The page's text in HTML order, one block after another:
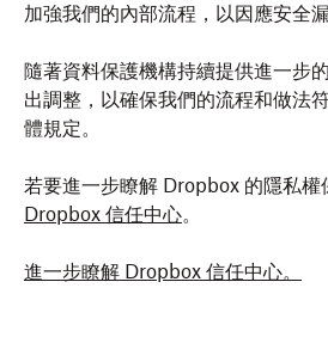
加強我們的內部流程，以因應安全漏
隨著資料保護機構持續提供進一步
出調整，以確保我們的流程和做法
體規定。
若要進一步瞭解 Dropbox 的隱私權
Dropbox 信任中心。
進一步瞭解 Dropbox 信任中心。